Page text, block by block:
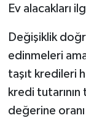
Ev alacakları
Değişiklik
edinmeleri
taşıt kredileri
kredi
değerine